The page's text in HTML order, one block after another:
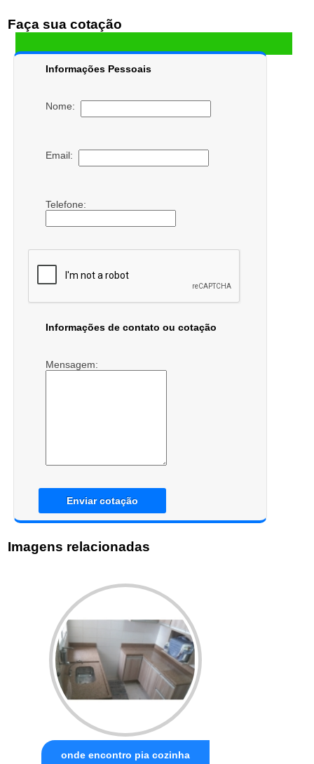
Faça sua cotação
Informações Pessoais
Nome:
Email:
Telefone:
Informações de contato ou cotação
Mensagem:
Enviar cotação
Imagens relacionadas
onde encontro pia cozinha